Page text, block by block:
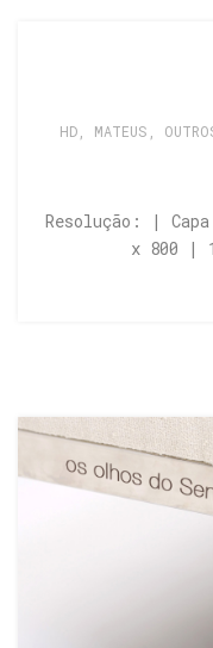
HD MATEUS
Resolução: |
x 800 |